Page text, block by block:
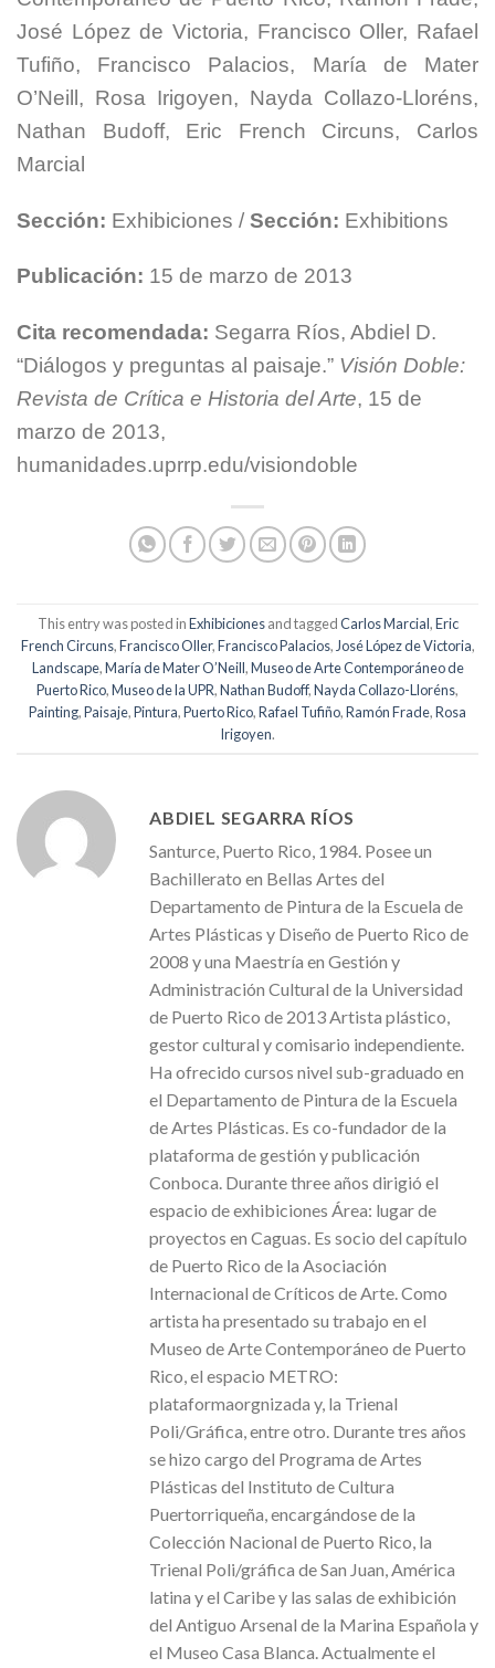
José López de Victoria, Francisco Oller, Rafael
Tufiño, Francisco Palacios, María de Mater
O’Neill, Rosa Irigoyen, Nayda Collazo-Lloréns,
Nathan Budoff, Eric French Circuns, Carlos
Marcial
Sección: Exhibiciones / Sección: Exhibitions
Publicación: 15 de marzo de 2013
Cita recomendada: Segarra Ríos, Abdiel D.
“Diálogos y preguntas al paisaje.” Visión Doble:
Revista de Crítica e Historia del Arte, 15 de
marzo de 2013,
humanidades.uprrp.edu/visiondoble
This entry was posted inExhibicionesand taggedCarlos Marcial,Eric
French Circuns,Francisco Oller,Francisco Palacios, José López de Victoria,
Landscape,María de Mater O’Neill,Museo de Arte Contemporáneo de
Puerto Rico,Museo de la UPR,Nathan Budoff,Nayda Collazo-Lloréns,
Painting,Paisaje,Pintura,Puerto Rico,Rafael Tufiño,Ramón Frade,Rosa
Irigoyen.
ABDIEL SEGARRA RÍOS
Santurce, Puerto Rico, 1984. Posee un
Bachillerato en Bellas Artes del
Departamento de Pintura de la Escuela de
Artes Plásticas y Diseño de Puerto Rico de
2008 y una Maestría en Gestión y
Administración Cultural de la Universidad
de Puerto Rico de 2013 Artista plástico,
gestor cultural y comisario independiente.
Ha ofrecido cursos nivel sub-graduado en
el Departamento de Pintura de la Escuela
de Artes Plásticas. Es co-fundador de la
plataforma de gestión y publicación
Conboca. Durante three años dirigió el
espacio de exhibiciones Área: lugar de
proyectos en Caguas. Es socio del capítulo
de Puerto Rico de la Asociación
Internacional de Críticos de Arte. Como
artista ha presentado su trabajo en el
Museo de Arte Contemporáneo de Puerto
Rico, el espacio METRO:
plataformaorgnizada y, la Trienal
Poli/Gráfica, entre otro. Durante tres años
se hizo cargo del Programa de Artes
Plásticas del Instituto de Cultura
Puertorriqueña, encargándose de la
Colección Nacional de Puerto Rico, la
Trienal Poli/gráfica de San Juan, América
latina y el Caribe y las salas de exhibición
del Antiguo Arsenal de la Marina Española y
el Museo Casa Blanca. Actualmente el